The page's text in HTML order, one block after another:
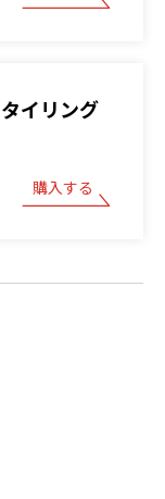
イリング
購入する